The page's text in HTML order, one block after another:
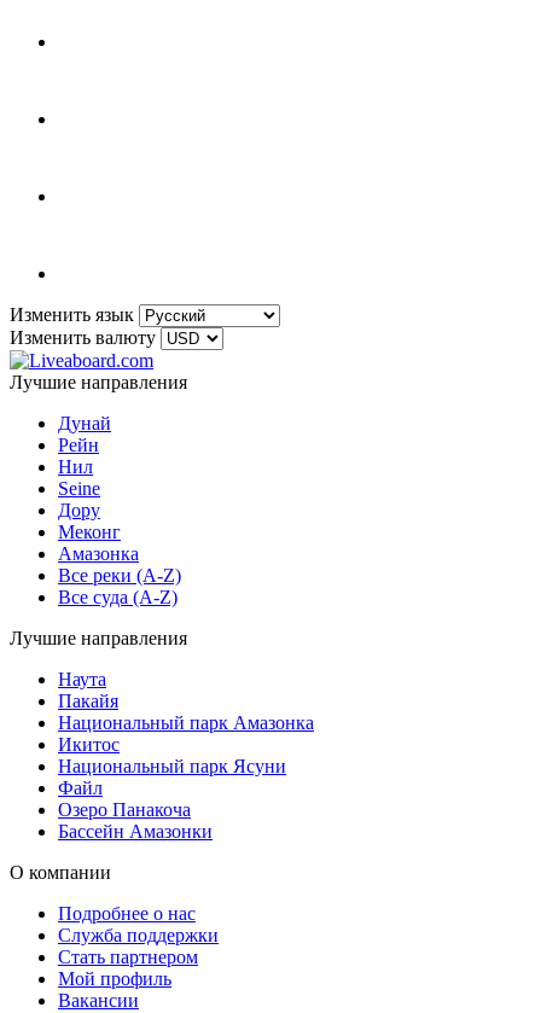
Изменить язык
Изменить валюту
Лучшие направления
Дунай
Рейн
Нил
Seine
Дору
Меконг
Амазонка
Все реки (A-Z)
Все суда (A-Z)
Лучшие направления
Наута
Пакайя
Национальный парк Амазонка
Икитос
Национальный парк Ясуни
Файл
Озеро Панакоча
Бассейн Амазонки
О компании
Подробнее о нас
Служба поддержки
Стать партнером
Мой профиль
Вакансии